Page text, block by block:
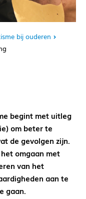
bij ouderen
begint met uitleg
om beter te
de gevolgen zijn.
omgaan met
van het
aan te
gaan.